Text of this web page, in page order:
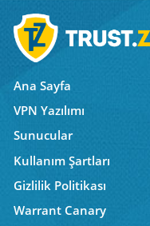
Ana Sayfa
VPN Yazılımı
Sunucular
Kullanım Şartları
Gizlilik Politikası
Warrant Canary